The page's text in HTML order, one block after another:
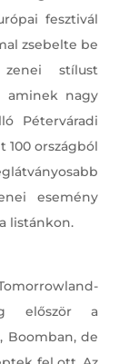
fesztivál
zsebelte be
stílust
aminek nagy
Péterváradi
országból
esemény
listánkon.
először a
Boomban, de